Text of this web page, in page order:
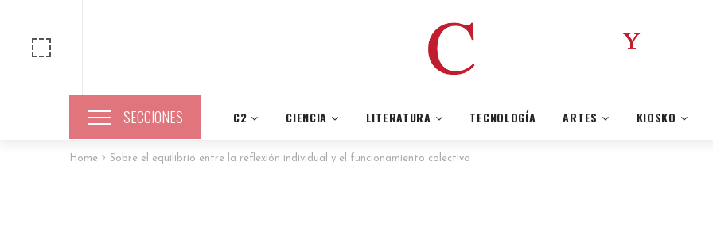
SECCIONES C2 CIENCIA LITERATURA TECNOLOGÍA ARTES KIOSKO
Home Sobre el equilibrio entre la reflexión individual y el funcionamiento colectivo